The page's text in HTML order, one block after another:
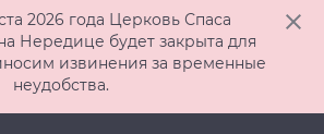
2026 года Церковь Спаса
Нередице будет закрыта для
извинения за временные
неудобства.